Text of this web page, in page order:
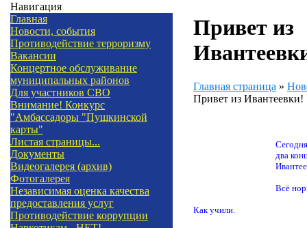
Навигация
Главная
Новости, события
Противодействие терроризму
Вакансии
Концертное обслуживание
муниципальных районов
Для участников СВО
Внимание! Конкурс
"Амбассадоры "Пушкинской
карты"
Листая страницы...
Документы
Видеогалерея (архив)
Фотогалерея
Независимая оценка качества
предоставления услуг
Противодействие коррупции
Привет из
Главная страница »
Привет из Ивантеевки!
два
Всё
Как учили.